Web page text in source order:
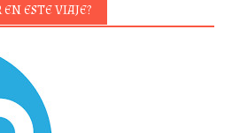
EN ESTE VIAJE?